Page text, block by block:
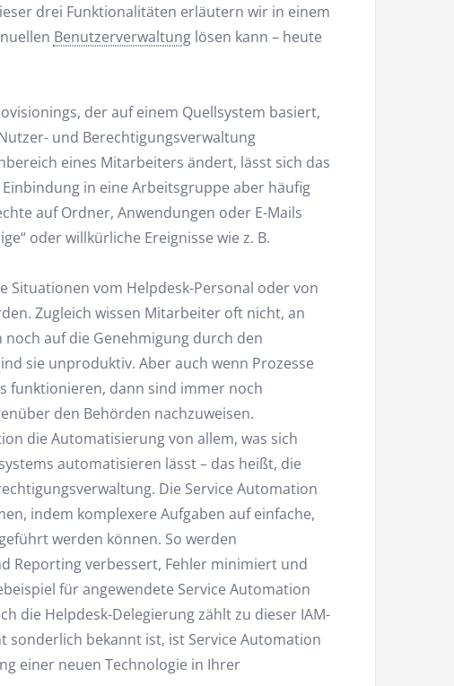
drei Funktionalitäten erläutern wir in einem
Benutzerverwaltunglösen kann – heute
der auf einem Quellsystem basiert,
und Berechtigungsverwaltung
eines Mitarbeiters ändert, lässt sich das
in eine Arbeitsgruppe aber häufig
auf Ordner, Anwendungen oder E-Mails
oder willkürliche Ereignisse wie z. B.
Situationen vom Helpdesk-Personal oder von
Zugleich wissen Mitarbeiter oft nicht, an
auf die Genehmigung durch den
sie unproduktiv. Aber auch wenn Prozesse
funktionieren, dann sind immer noch
den Behörden nachzuweisen.
die Automatisierung von allem, was sich
automatisieren lässt – das heißt, die
Die Service Automation
indem komplexere Aufgaben auf einfache,
werden können. So werden
Reporting verbessert, Fehler minimiert und
für angewendete Service Automation
die Helpdesk-Delegierung zählt zu dieser IAM-
sonderlich bekannt ist, ist Service Automation
einer neuen Technologie in Ihrer